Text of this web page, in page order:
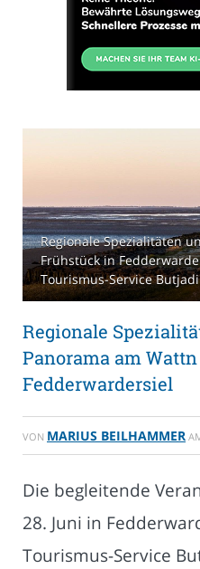
Regionale Spezialitäten
Frühstück in
Tourismus-Service
Regionale
Panorama am
Fedderwardersiel
VON MARIUS BEILHAMMER
Die begleitende
28. Juni in
Tourismus-Service